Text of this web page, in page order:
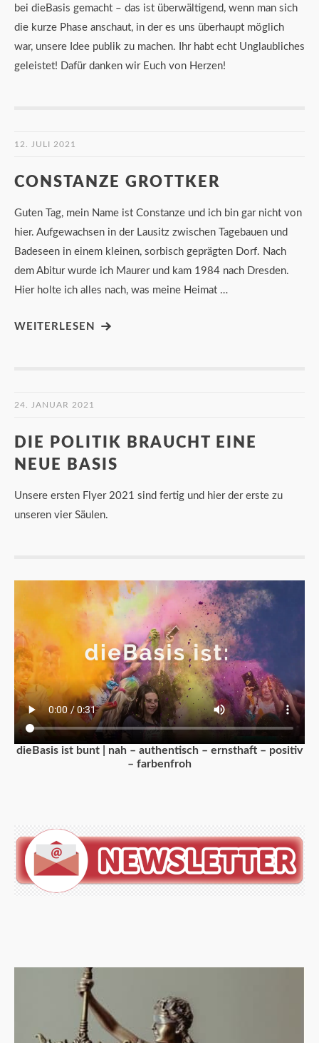
bei dieBasis gemacht – das ist überwältigend, wenn man sich
die kurze Phase anschaut, in der es uns überhaupt möglich
war, unsere Idee publik zu machen. Ihr habt echt Unglaubliches
geleistet! Dafür danken wir Euch von Herzen!
12. JULI 2021
CONSTANZE GROTTKER
Guten Tag, mein Name ist Constanze und ich bin gar nicht von
hier. Aufgewachsen in der Lausitz zwischen Tagebauen und
Badeseen in einem kleinen, sorbisch geprägten Dorf. Nach
dem Abitur wurde ich Maurer und kam 1984 nach Dresden.
Hier holte ich alles nach, was meine Heimat …
WEITERLESEN
24. JANUAR 2021
DIE POLITIK BRAUCHT EINE
NEUE BASIS
Unsere ersten Flyer 2021 sind fertig und hier der erste zu
unseren vier Säulen.
dieBasis ist bunt | nah – authentisch – ernsthaft – positiv
– farbenfroh